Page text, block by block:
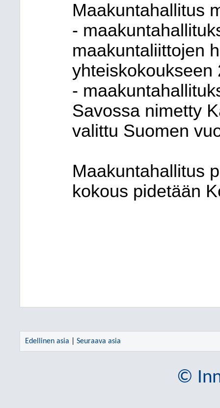
Maakuntahallitus
-
maakuntaliittojen
yhteiskokoukseen
-
Savossa nimetty
valittu Suomen
Maakuntahallitus
kokous pidetään
Edellinen asia Seuraava asia
©